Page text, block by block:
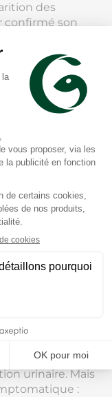
des
confirmé son
grossesse.
symptômes
peut
plus ou moins
de la
de l’uretère
l’origine d’une
peut aussi
un
des bébés
urinaire chez
adapté
l’apparition
urinaire. Mais
: